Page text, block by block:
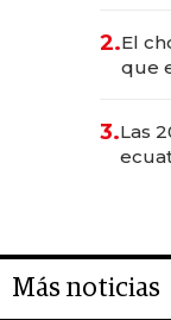
2.El
que
3.Las
Más noticias